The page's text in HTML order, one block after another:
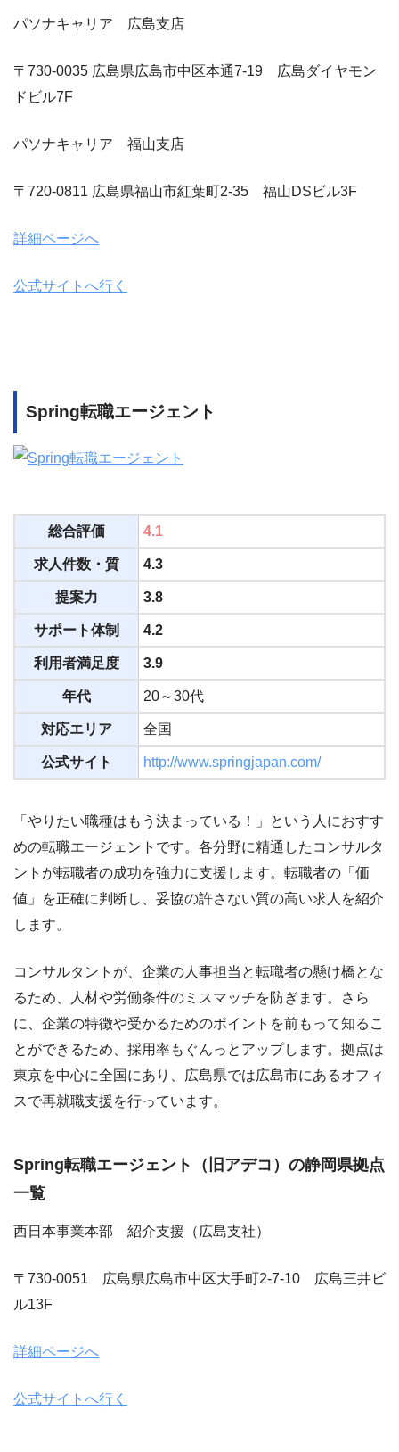
パソナキャリア 広島支店
〒730-0035 広島県広島市中区本通7-19 広島ダイヤモン
ドビル7F
パソナキャリア 福山支店
〒720-0811 広島県福山市紅葉町2-35 福山DSビル3F
詳細ページへ
公式サイトへ行く
Spring転職エージェント
総合評価 4.1
求人件数・質 4.3
提案力 3.8
サポート体制 4.2
利用者満足度 3.9
年代 20～30代
対応エリア 全国
公式サイト http://www.springjapan.com/
「やりたい職種はもう決まっている！」という人におすす
めの転職エージェントです。各分野に精通したコンサルタ
ントが転職者の成功を強力に支援します。転職者の「価
値」を正確に判断し、妥協の許さない質の高い求人を紹介
します。
コンサルタントが、企業の人事担当と転職者の懸け橋とな
るため、人材や労働条件のミスマッチを防ぎます。さら
に、企業の特徴や受かるためのポイントを前もって知るこ
とができるため、採用率もぐんっとアップします。拠点は
東京を中心に全国にあり、広島県では広島市にあるオフィ
スで再就職支援を行っています。
Spring転職エージェント（旧アデコ）の静岡県拠点
一覧
西日本事業本部 紹介支援（広島支社）
〒730-0051 広島県広島市中区大手町2-7-10 広島三井ビ
ル13F
詳細ページへ
公式サイトへ行く